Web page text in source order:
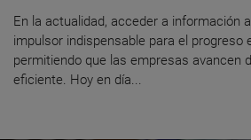
En la actualidad, acceder a información
impulsor indispensable para el progreso
permitiendo que las empresas avancen
eficiente. Hoy en día...